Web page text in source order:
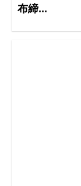
布締...